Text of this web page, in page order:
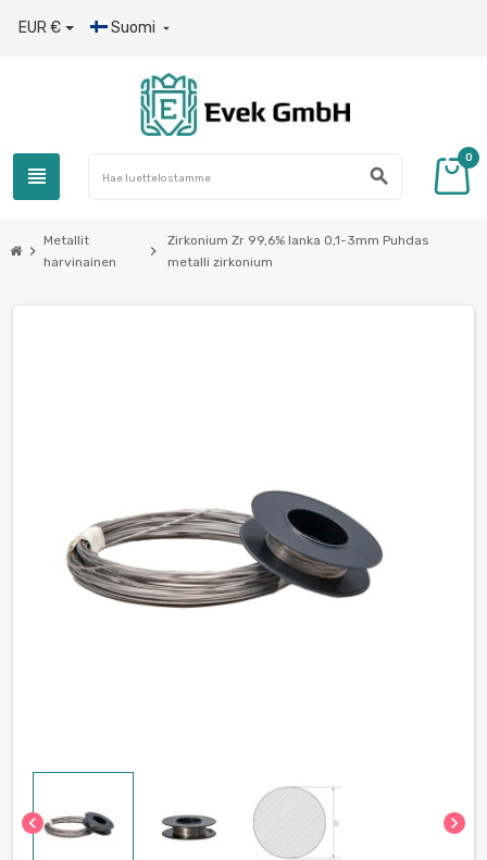
EUR € Suomi 
view_headline search
0
chevron_right
Metallit
harvinainen
chevron_right
Zirkonium Zr 99,6% lanka 0,1-3mm Puhdas
metalli zirkonium
chevron_left chevron_right